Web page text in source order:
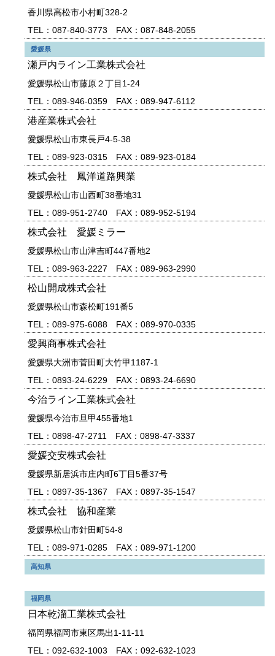
香川県高松市小村町328-2
TEL：087-840-3773 FAX：087-848-2055
愛媛県
瀬戸内ライン工業株式会社
愛媛県松山市藤原２丁目1-24
TEL：089-946-0359 FAX：089-947-6112
港産業株式会社
愛媛県松山市東長戸4-5-38
TEL：089-923-0315 FAX：089-923-0184
株式会社 鳳洋道路興業
愛媛県松山市山西町38番地31
TEL：089-951-2740 FAX：089-952-5194
株式会社 愛媛ミラー
愛媛県松山市山津吉町447番地2
TEL：089-963-2227 FAX：089-963-2990
松山開成株式会社
愛媛県松山市森松町191番5
TEL：089-975-6088 FAX：089-970-0335
愛興商事株式会社
愛媛県大洲市菅田町大竹甲1187-1
TEL：0893-24-6229 FAX：0893-24-6690
今治ライン工業株式会社
愛媛県今治市旦甲455番地1
TEL：0898-47-2711 FAX：0898-47-3337
愛媛交安株式会社
愛媛県新居浜市庄内町6丁目5番37号
TEL：0897-35-1367 FAX：0897-35-1547
株式会社 協和産業
愛媛県松山市針田町54-8
TEL：089-971-0285 FAX：089-971-1200
高知県
福岡県
日本乾溜工業株式会社
福岡県福岡市東区馬出1-11-11
TEL：092-632-1003 FAX：092-632-1023